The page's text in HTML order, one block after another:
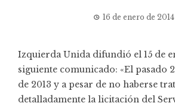
16 de enero de 2014
Izquierda Unida difundió el 15 de
siguiente comunicado: «El pasado
de 2013 y a pesar de no haberse
detalladamente la licitación del